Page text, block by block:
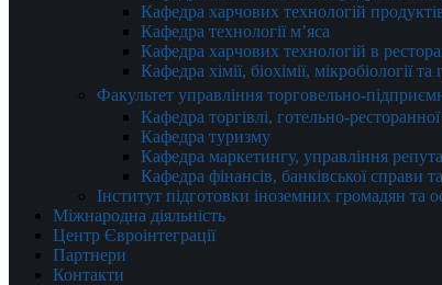
Кафедра харчових технологій
Кафедра технології м’яса
Кафедра харчових технологій в
Кафедра хімії, біохімії, мікробіології
Факультет управління торговельно-
Кафедра торгівлі, готельно-
Кафедра туризму
Кафедра маркетингу, управління
Кафедра фінансів, банківської справи
Інститут підготовки іноземних громадян та
Міжнародна діяльність
Центр Євроінтеграції
Партнери
Контакти